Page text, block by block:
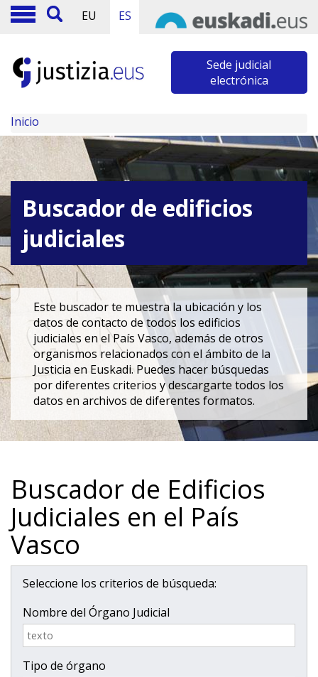
EU ES
Sede judicial
electrónica
Inicio
Buscador de edificios
judiciales
Este buscador te muestra la ubicación y los
datos de contacto de todos los edificios
judiciales en el País Vasco, además de otros
organismos relacionados con el ámbito de la
Justicia en Euskadi. Puedes hacer búsquedas
por diferentes criterios y descargarte todos los
datos en archivos de diferentes formatos.
Buscador de Edificios
Judiciales en el País
Vasco
Seleccione los criterios de búsqueda:
Nombre del Órgano Judicial
Tipo de órgano